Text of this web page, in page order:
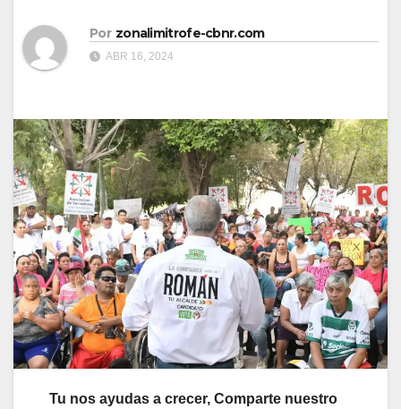
Por zonalimitrofe-cbnr.com
ABR 16, 2024
Tu nos ayudas a crecer, Comparte nuestro